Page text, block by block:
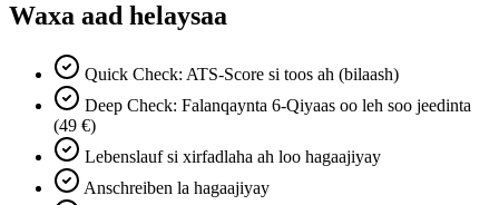
Waxa aad helaysaa
Quick Check: ATS-Score si toos ah (bilaash)
Deep Check: Falanqaynta 6-Qiyaas oo leh soo jeedinta
(49 €)
Lebenslauf si xirfadlaha ah loo hagaajiyay
Anschreiben la hagaajiyay